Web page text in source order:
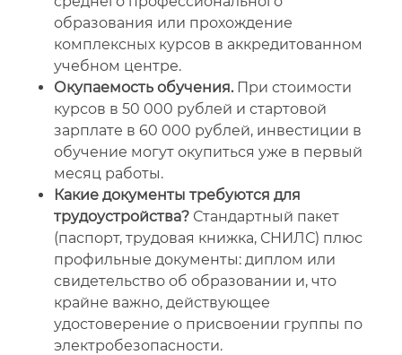
образования или прохождение
комплексных курсов в аккредитованном
учебном центре.
Окупаемость обучения.При стоимости
курсов в 50 000 рублей и стартовой
зарплате в 60 000 рублей, инвестиции в
обучение могут окупиться уже в первый
месяц работы.
Какие документы требуются для
трудоустройства? Стандартный пакет
(паспорт, трудовая книжка, СНИЛС) плюс
профильные документы: диплом или
свидетельство об образовании и, что
крайне важно, действующее
удостоверение о присвоении группы по
электробезопасности.